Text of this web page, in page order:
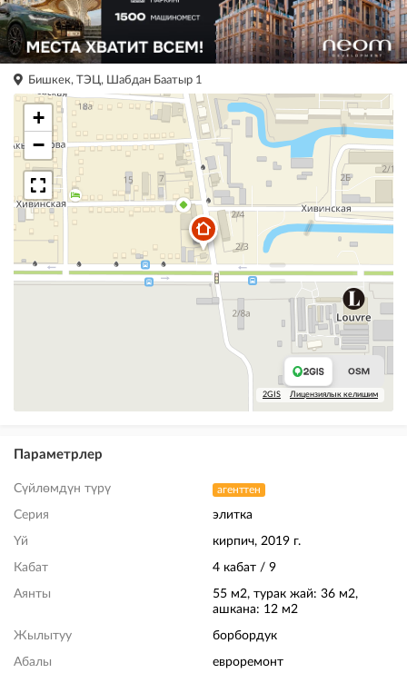
Бишкек, ТЭЦ, Шабдан Баатыр 1
+
−
2GIS Лицензиялык келишим
Параметрлер
Сүйлөмдүн түрү агенттен
Серия элитка
Үй кирпич, 2019 г.
Кабат 4 кабат / 9
Аянты
55 м2, турак жай: 36 м2,
ашкана: 12 м2
Жылытуу борбордук
Абалы евроремонт